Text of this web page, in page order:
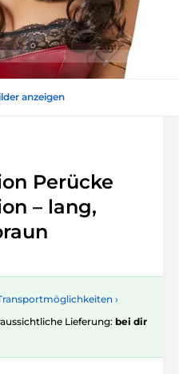
anzeigen
Perücke
– lang,
›
Lieferung: bei dir